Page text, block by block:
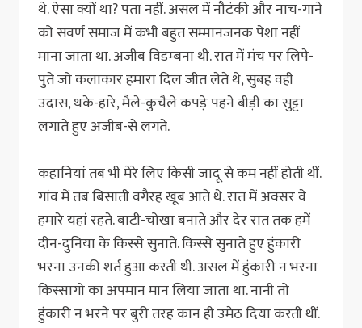
थे. ऐसा क्यों था? पता नहीं. असल में नौटंकी और नाच-गाने
को सवर्ण समाज में कभी बहुत सम्मानजनक पेशा नहीं
माना जाता था. अजीब विडम्बना थी. रात में मंच पर लिपे-
पुते जो कलाकार हमारा दिल जीत लेते थे, सुबह वही
उदास, थके-हारे, मैले-कुचैले कपड़े पहने बीड़ी का सुट्टा
लगाते हुए अजीब-से लगते.
कहानियां तब भी मेरे लिए किसी जादू से कम नहीं होती थीं.
गांव में तब बिसाती वगैरह खूब आते थे. रात में अक्सर वे
हमारे यहां रहते. बाटी-चोखा बनाते और देर रात तक हमें
दीन-दुनिया के किस्से सुनाते. किस्से सुनाते हुए हुंकारी
भरना उनकी शर्त हुआ करती थी. असल में हुंकारी न भरना
किस्सागो का अपमान मान लिया जाता था. नानी तो
हुंकारी न भरने पर बुरी तरह कान ही उमेठ दिया करती थीं.